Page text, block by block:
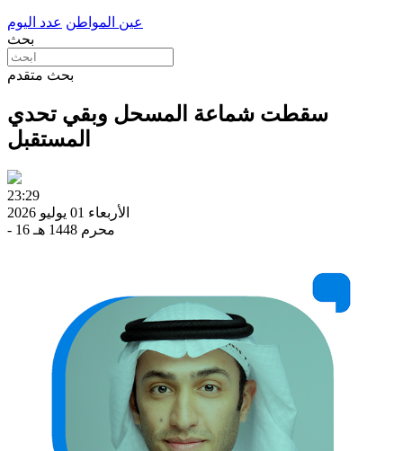
عين المواطن عدد اليوم
بحث
بحث متقدم
سقطت شماعة المسحل وبقي تحدي
المستقبل
23:29
الأربعاء 01 يوليو 2026
- 16 محرم 1448 هـ